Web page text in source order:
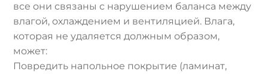
все они связаны с нарушением баланса между
влагой, охлаждением и вентиляцией. Влага,
которая не удаляется должным образом,
может:
Повредить напольное покрытие (ламинат,